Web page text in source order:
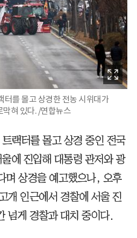
터를 몰고 상경한 전농 시위대가
막혀 있다. /연합뉴스
랙터를 몰고 상경 중인 전국
에 진입해 대통령 관저와 광
며 상경을 예고했으나, 오후
개 인근에서 경찰에 서울 진
넘게 경찰과 대치 중이다.